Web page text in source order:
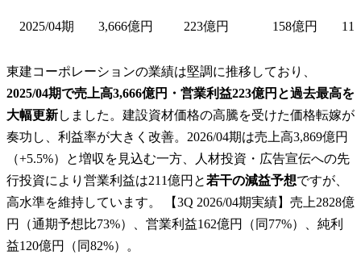
2025/04期 3,666億円 223億円 158億円
東建コーポレーションの業績は堅調に推移しており、
2025/04期で売上高3,666億円・営業利益223億円と過去最高を
大幅更新しました。建設資材価格の高騰を受けた価格転嫁が
奏功し、利益率が大きく改善。2026/04期は売上高3,869億円
（+5.5%）と増収を見込む一方、人材投資・広告宣伝への先
行投資により営業利益は211億円と若干の減益予想ですが、
高水準を維持しています。 【3Q 2026/04期実績】売上2828億
円（通期予想比73%）、営業利益162億円（同77%）、純利
益120億円（同82%）。